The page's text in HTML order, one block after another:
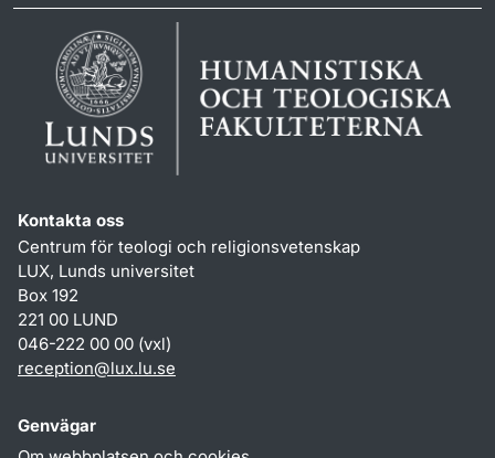
Kontakta oss
Centrum för teologi och religionsvetenskap
LUX, Lunds universitet
Box 192
221 00 LUND
046-222 00 00 (vxl)
reception@lux.lu.se
Genvägar